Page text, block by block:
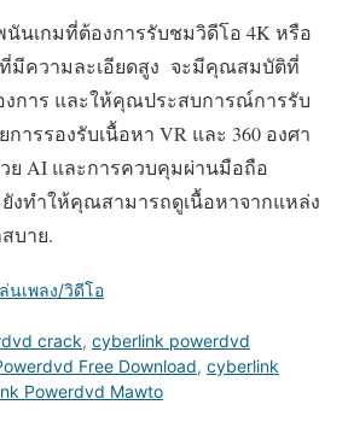
นเกมที่ต้องการรับชมวิดีโอ 4K หรือ
มีความละเอียดสูง จะมีคุณสมบัติที่
การ และให้คุณประสบการณ์การรับ
ารรองรับเนื้อหา VR และ 360 องศา
ย AI และการควบคุมผ่านมือถือ
ยังทำให้คุณสามารถดูเนื้อหาจากแหล่ง
บาย.
นเพลง/วิดีโอ
crack, cyberlink powerdvd
Free Download, cyberlink
Powerdvd Mawto